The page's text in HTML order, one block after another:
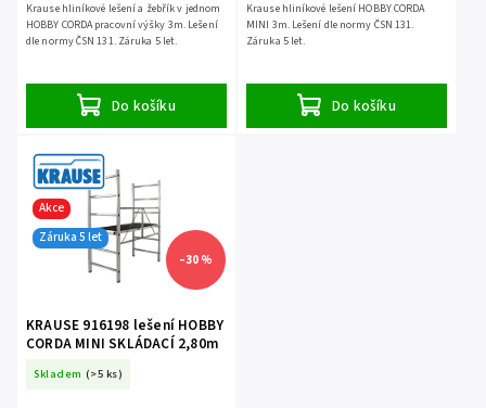
Do košíku
Krause hliníkové lešení a žebřík v jednom
HOBBY CORDA pracovní výšky 3m. Lešení
dle normy ČSN 131. Záruka 5 let.
Do košíku
Krause hliníkové lešení HOBBY CORDA
MINI 3m. Lešení dle normy ČSN 131.
Záruka 5 let.
Akce
Záruka 5 let
–30 %
KRAUSE 916198 lešení HOBBY
CORDA MINI SKLÁDACÍ 2,80m
Skladem (>5 ks)